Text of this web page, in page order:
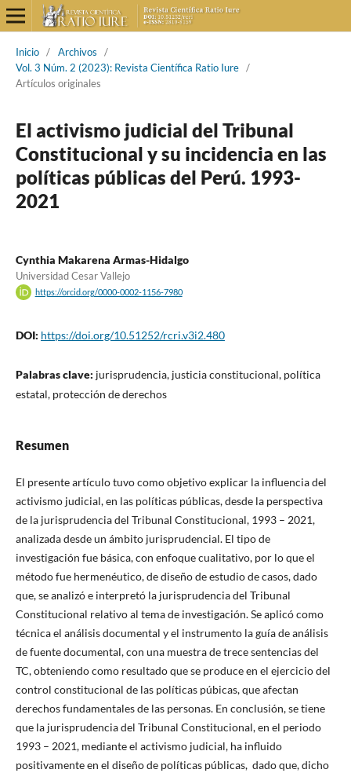
Inicio / Archivos
/
Vol. 3 Núm. 2 (2023): Revista Científica Ratio Iure /
Artículos originales
El activismo judicial del Tribunal
Constitucional y su incidencia en las
políticas públicas del Perú. 1993-
2021
Cynthia Makarena Armas-Hidalgo
Universidad Cesar Vallejo
https://orcid.org/0000-0002-1156-7980
DOI: https://doi.org/10.51252/rcri.v3i2.480
Palabras clave: jurisprudencia, justicia constitucional, política
estatal, protección de derechos
Resumen
El presente artículo tuvo como objetivo explicar la influencia del
activismo judicial, en las políticas públicas, desde la perspectiva
de la jurisprudencia del Tribunal Constitucional, 1993 – 2021,
analizada desde un ámbito jurisprudencial. El tipo de
investigación fue básica, con enfoque cualitativo, por lo que el
método fue hermenéutico, de diseño de estudio de casos, dado
que, se analizó e interpretó la jurisprudencia del Tribunal
Constitucional relativo al tema de investigación. Se aplicó como
técnica el análisis documental y el instrumento la guía de análisis
de fuente documental, con una muestra de trece sentencias del
TC, obteniendo como resultado que se produce en el ejercicio del
control constitucional de las políticas púbicas, que afectan
derechos fundamentales de las personas. En conclusión, se tiene
que la jurisprudencia del Tribunal Constitucional, en el periodo
1993 – 2021, mediante el activismo judicial, ha influido
positivamente en el diseño de políticas públicas, dado que, dicho